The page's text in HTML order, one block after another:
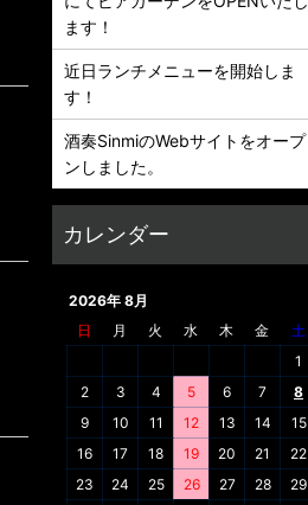
ます！
近日ランチメニューを開始しま
す！
酒奏SinmiのWebサイトをオープ
ンしました。
2026年 8月
日
月 火 水 木 金
土
1
2
3 4 5 6 7
8
9
10 11 12 13 14
15
16
17 18 19 20 21
22
23
24 25 26 27 28
29